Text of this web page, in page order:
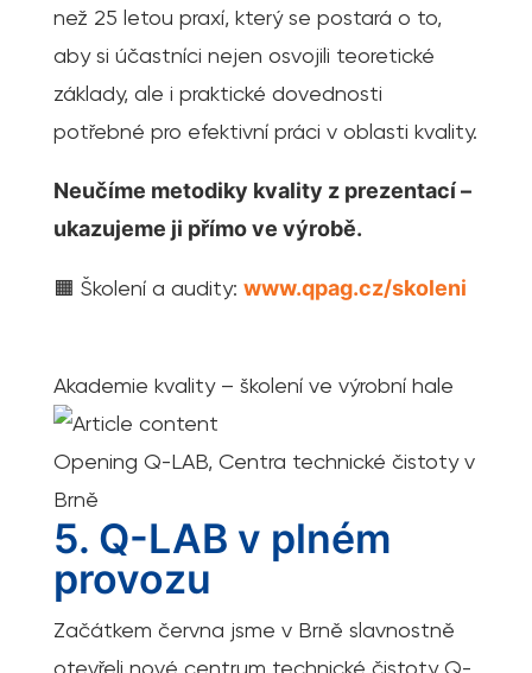
než 25 letou praxí, který se postará o to,
aby si účastníci nejen osvojili teoretické
základy, ale i praktické dovednosti
potřebné pro efektivní práci v oblasti kvality.
Neučíme metodiky kvality z prezentací –
ukazujeme ji přímo ve výrobě.
🟧 Školení a audity: www.qpag.cz/skoleni
Akademie kvality – školení ve výrobní hale
Opening Q-LAB, Centra technické čistoty v
Brně
5. Q-LAB v plném
provozu
Začátkem června jsme v Brně slavnostně
otevřeli nové centrum technické čistoty Q-